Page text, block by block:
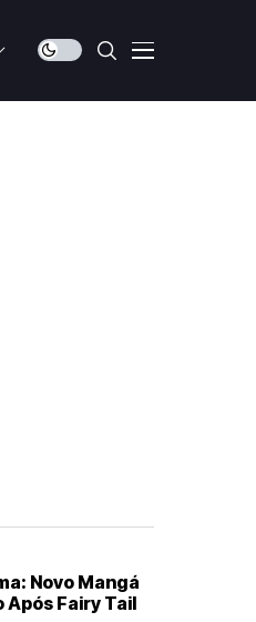
Novo Mangá
Após Fairy Tail